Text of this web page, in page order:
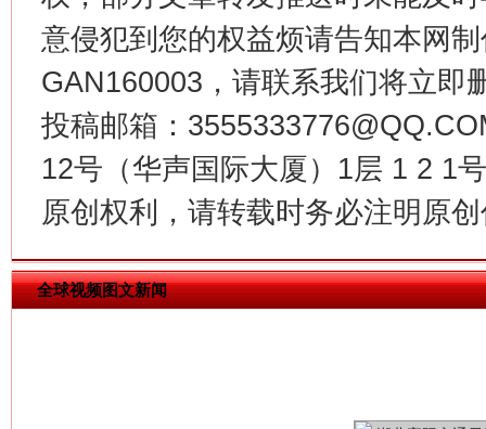
意侵犯到您的权益烦请告知本网
GAN160003，请联系我们将立即
投稿邮箱：
12号（华声国际大厦）1层 1 2 1
原创权利，请转载时务必注明原
全球视频图文新闻
在谋一域中谋全局
今